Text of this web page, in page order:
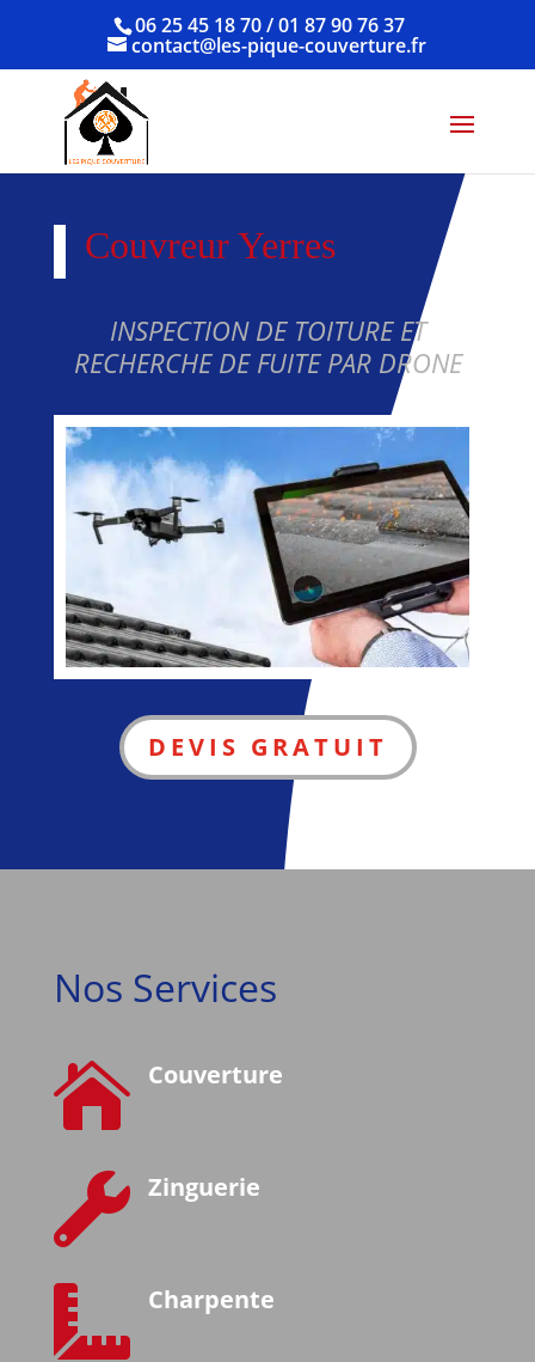
06 25 45 18 70 / 01 87 90 76 37
contact@les-pique-couverture.fr
Couvreur Yerres
INSPECTION DE TOITURE ET
RECHERCHE DE FUITE PAR DRONE
DEVIS GRATUIT
Nos Services
 Couverture
 Zinguerie
 Charpente